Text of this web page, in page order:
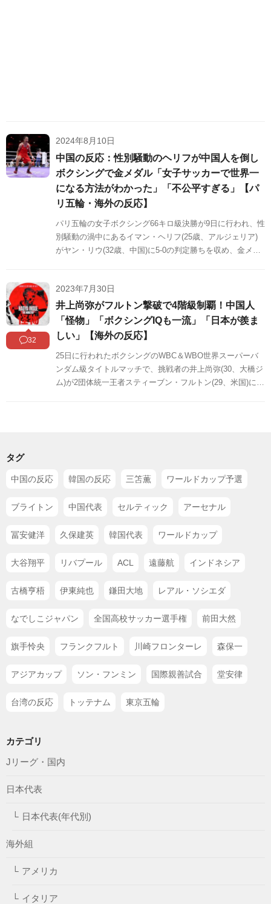
2024年8月10日
中国の反応：性別騒動のヘリフが中国人を倒し
ボクシングで金メダル「女子サッカーで世界一
になる方法がわかった」「不公平すぎる」【パ
リ五輪・海外の反応】
パリ五輪の女子ボクシング66キロ級決勝が9日に行われ、性
別騒動の渦中にあるイマン・ヘリフ(25歳、アルジェリア)
がヤン・リウ(32歳、中国)に5-0の判定勝ちを収め、金メダ
32
2023年7月30日
井上尚弥がフルトン撃破で4階級制覇！中国人
「怪物」「ボクシングIQも一流」「日本が羨ま
しい」【海外の反応】
25日に行われたボクシングのWBC＆WBO世界スーパーバ
ンダム級タイトルマッチで、挑戦者の井上尚弥(30、大橋ジ
ム)が2団体統一王者スティーブン・フルトン(29、米国)に8
タグ
中国の反応 韓国の反応 三笘薫 ワールドカップ予選
ブライトン 中国代表 セルティック アーセナル
冨安健洋 久保建英 韓国代表 ワールドカップ
大谷翔平 リバプール ACL 遠藤航 インドネシア
古橋亨梧 伊東純也 鎌田大地 レアル・ソシエダ
なでしこジャパン 全国高校サッカー選手権 前田大然
旗手怜央 フランクフルト 川崎フロンターレ 森保一
アジアカップ ソン・フンミン 国際親善試合 堂安律
台湾の反応 トッテナム 東京五輪
カテゴリ
Jリーグ・国内
日本代表
日本代表(年代別)
海外組
アメリカ
イタリア